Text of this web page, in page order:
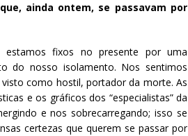
ainda ontem, se passavam por
estamos fixos no presente por uma
do nosso isolamento. Nos sentimos
como hostil, portador da morte. As
e os gráficos dos “especialistas” da
e nos sobrecarregando; isso se
certezas que querem se passar por